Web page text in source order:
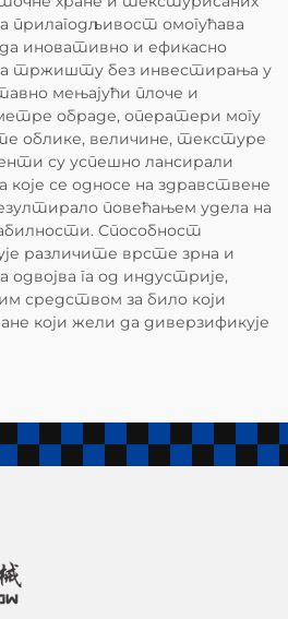
омогућава
иновативно и ефикасно
тржишту без инвестирања у
мењајући плоче и
обраде, оператери могу
облике, величине, текстуре
су успешно лансирали
које се односе на здравствене
повећањем удела на
Способност
различите врсте зрна и
одвојва га од индустрије,
средством за било који
који жели да диверзификује